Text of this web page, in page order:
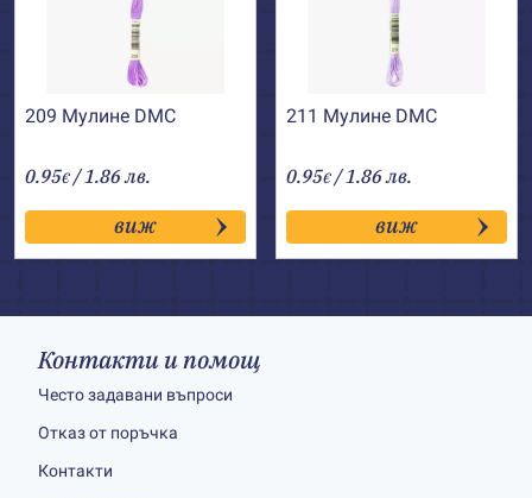
209 Мулине DMC
0.95€ / 1.86 лв.
виж
211 Мулине DMC
0.95€ / 1.86 лв.
виж
Контакти и помощ
Често задавани въпроси
Отказ от поръчка
Контакти